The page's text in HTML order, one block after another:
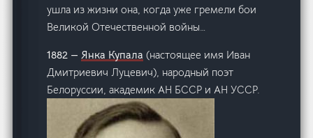
ушла из жизни она, когда уже гремели бои
Великой Отечественной войны…
1882 —Янка Купала (настоящее имя Иван
Дмитриевич Луцевич), народный поэт
Белоруссии, академик АН БССР и АН УССР.